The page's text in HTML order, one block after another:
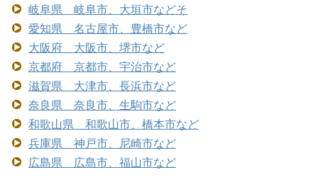
岐阜県 岐阜市、大垣市などそ
愛知県 名古屋市、豊橋市など
大阪府 大阪市、堺市など
京都府 京都市、宇治市など
滋賀県 大津市、長浜市など
奈良県 奈良市、生駒市など
和歌山県 和歌山市、橋本市など
兵庫県 神戸市、尼崎市など
広島県 広島市、福山市など